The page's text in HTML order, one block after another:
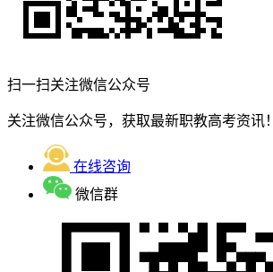
扫一扫关注微信公众号
关注微信公众号，获取最新职教高考资讯！
在线咨询
微信群